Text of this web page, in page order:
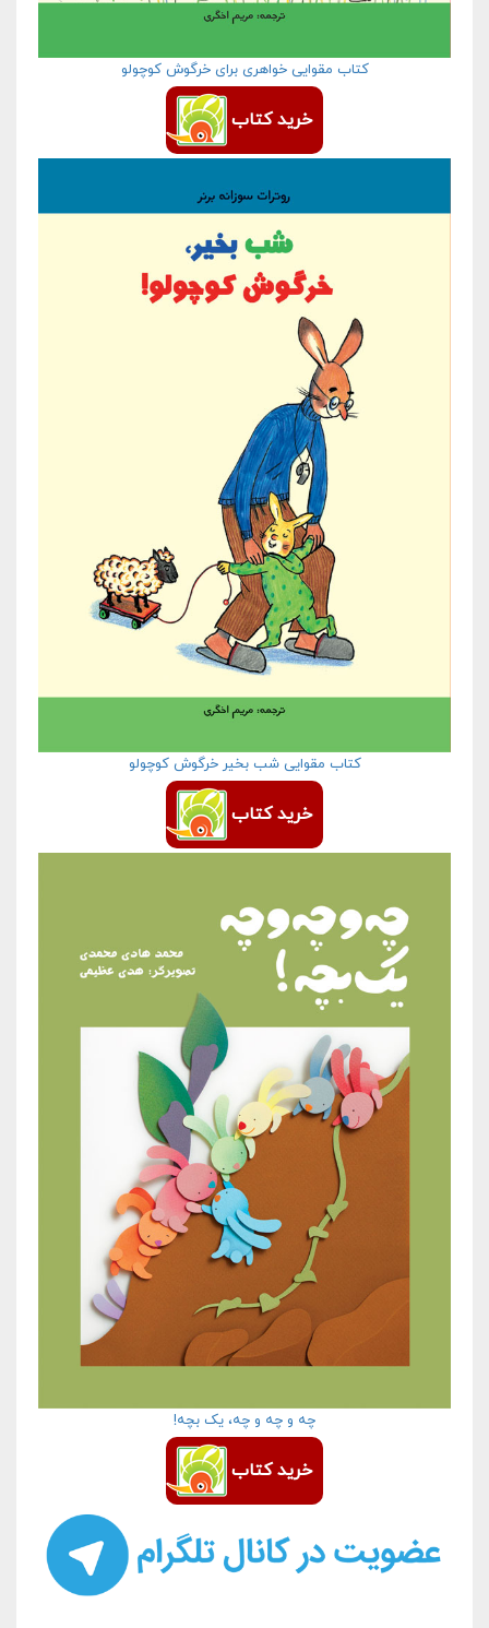
کتاب مقوایی خواهری برای خرگوش کوچولو
خرید کتاب
کتاب مقوایی شب بخیر خرگوش کوچولو
خرید کتاب
چه و چه و چه، یک بچه!
خرید کتاب